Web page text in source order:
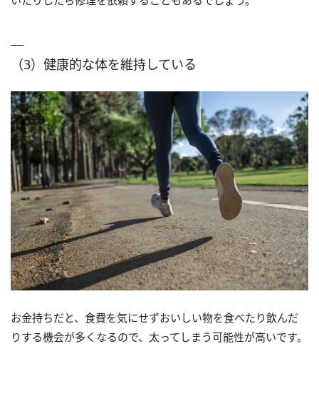
（3）健康的な体を維持している
お金持ちだと、食費を気にせずおいしい物を食べたり飲んだ
りする機会が多くなるので、太ってしまう可能性が高いです。